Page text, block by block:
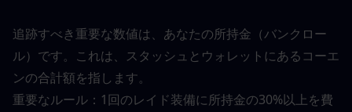
追跡すべき重要な数値は、あなたの所持金（バンクロー
ル）です。これは、スタッシュとウォレットにあるコーエ
ンの合計額を指します。
重要なルール：1回のレイド装備に所持金の30%以上を費